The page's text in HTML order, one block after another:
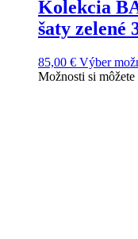
Kolekcia
šaty zelené
85,00 € Výber
Možnosti si